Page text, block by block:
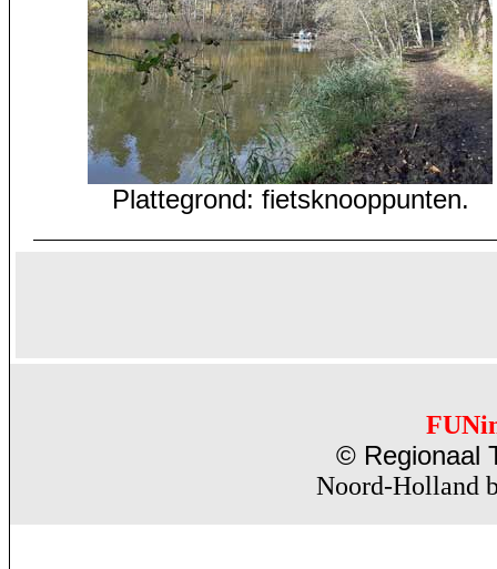
Plattegrond: fietsknooppunten.
© Regionaal
Noord-Holland